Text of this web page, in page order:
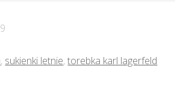
, sukienki letnie,torebka karl lagerfeld